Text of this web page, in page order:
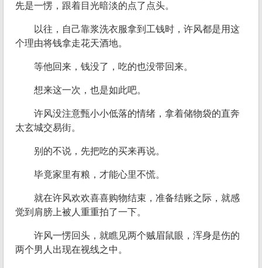
先是一愣，跟着目光暗淡的点了点头。
以往，自己靠浆洗衣服拿到工钱时，许风都是用这
个理由将钱拿走花天酒地。
等他回来，钱没了，吃的也没带回来。
想来这一次，也是如此吧。
许风没注意甄小小低落的情绪，拿着储物袋的直奔
太玄城交易街。
别的不说，先把吃的买来再说。
毕竟家里有粮，才能心里不慌。
就在许风欢欢喜喜购物结束，准备结账之际，就感
觉到肩膀上被人重重拍了一下。
许风一愣回头，就瞧见两个贼眉鼠眼，浑身是伤的
两个男人出现在视线之中。